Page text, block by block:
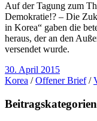
Auf der Tagung zum
Demokratie!? – Die
in Korea“ gaben die
heraus, der an den
versendet wurde.
30. April 2015
Korea /Offener Brief/
Beitragskategorien